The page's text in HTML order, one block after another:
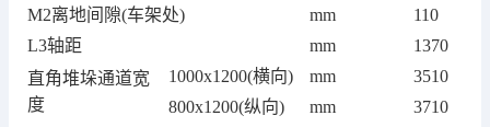
M2离地间隙(车架处)
mm
110
L3轴距
mm
1370
直角堆垛通道宽
度
1000x1200(横向) mm
3510
800x1200(纵向)
mm 3710